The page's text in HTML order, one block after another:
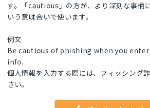
す。「cautious」の方が、より深刻な事柄
いう意味合いで使います。
例文
Be cautious of phishing when you
info.
個人情報を入力する際には、フィッシング
さい。